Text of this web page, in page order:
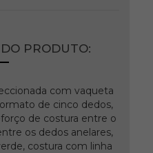
PRODUTO:
com vaqueta
de cinco dedos,
de costura entre o
os dedos anelares,
costura com linha